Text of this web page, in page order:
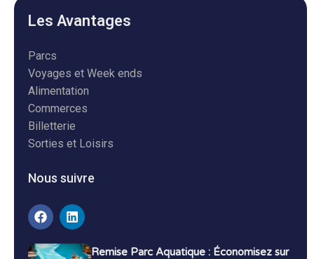
Les Avantages
Parcs
Voyages et Week ends
Alimentation
Commerces
Billetterie
Sorties et Loisirs
Nous suivre
Remise Parc Aquatique : Économisez sur